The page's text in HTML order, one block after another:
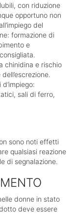
con riduzione
opportuno non
del
formazione di
e
chinidina e rischio
sali di ferro,
sono noti effetti
qualsiasi reazione
di segnalazione.
donne in stato
deve essere